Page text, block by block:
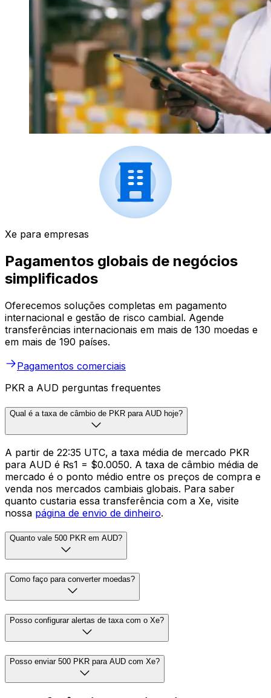
Xe para empresas
Pagamentos globais de negócios
simplificados
Oferecemos soluções completas em pagamento
internacional e gestão de risco cambial. Agende
transferências internacionais em mais de 130 moedas e
em mais de 190 países.
Pagamentos comerciais
PKR a AUD perguntas frequentes
Qual é a taxa de câmbio de PKR para AUD hoje?
A partir de 22:35 UTC, a taxa média de mercado PKR
para AUD é ₨1 = $0.0050. A taxa de câmbio média de
mercado é o ponto médio entre os preços de compra e
venda nos mercados cambiais globais. Para saber
quanto custaria essa transferência com a Xe, visite
nossa página de envio de dinheiro.
Quanto vale 500 PKR em AUD?
Como faço para converter moedas?
Posso configurar alertas de taxa com o Xe?
Posso enviar 500 PKR para AUD com Xe?